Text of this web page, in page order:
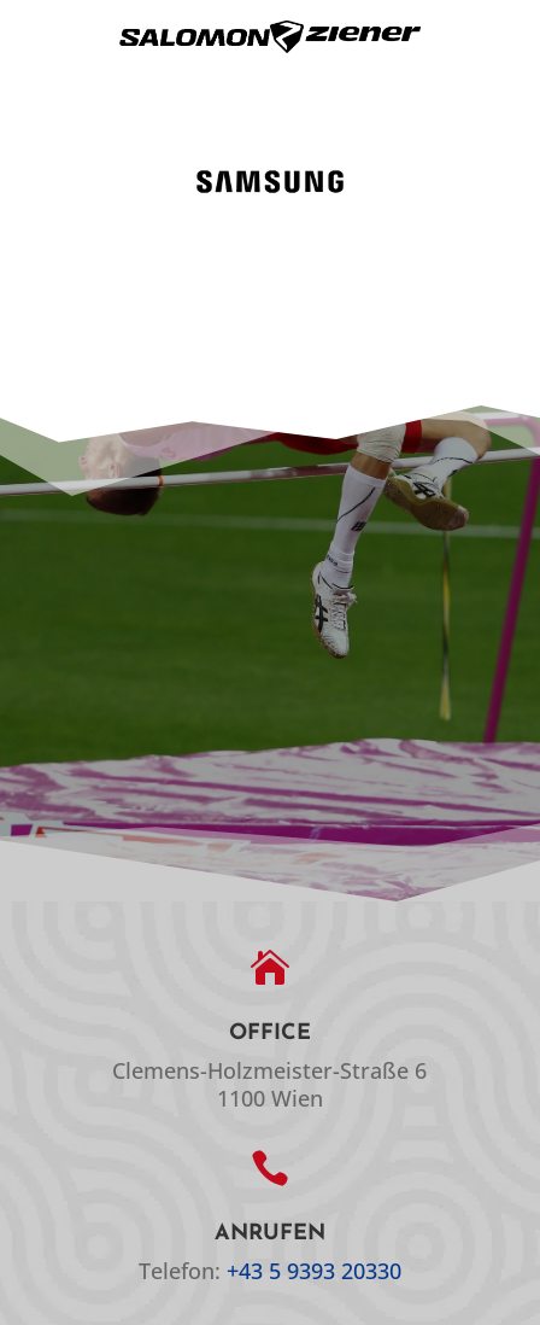

OFFICE
Clemens-Holzmeister-Straße 6
1100 Wien

ANRUFEN
Telefon: +43 5 9393 20330